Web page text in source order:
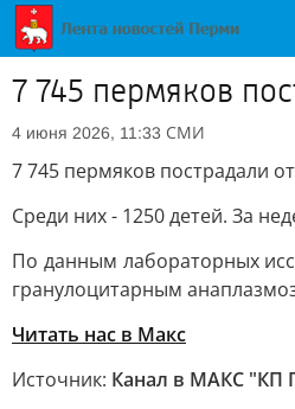
7 745 пермяков
4 июня 2026, 11:33 СМИ
7 745 пермяков пострадали
Среди них - 1250 детей. За
По данным лабораторных
гранулоцитарным
Читать нас в Макс
Источник: Канал в МАКС "КП